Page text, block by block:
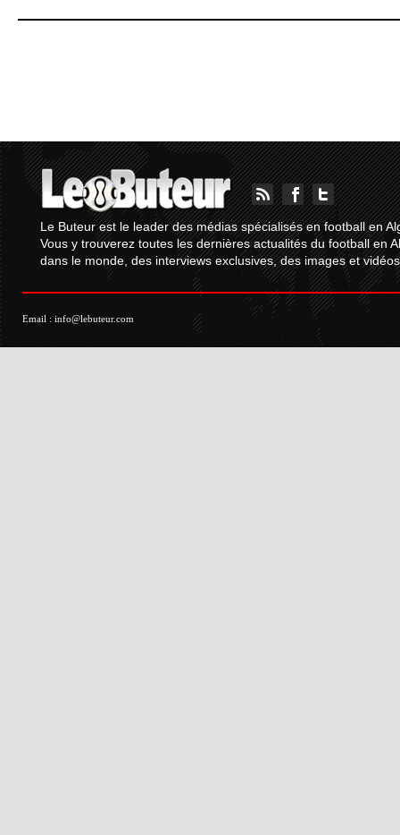
Le Buteur est le leader des médias spécialisés en football en
Vous y trouverez toutes les dernières actualités du football en
dans le monde, des interviews exclusives, des images et
Email : info@lebuteur.com